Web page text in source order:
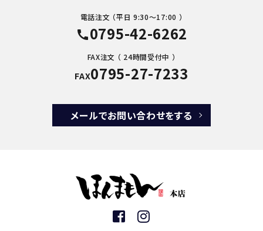
電話注文 （平日 9:30～17:00 ）
call0795-42-6262
FAX注文 （ 24時間受付中 ）
FAX0795-27-7233
メールでお問い合わせをする